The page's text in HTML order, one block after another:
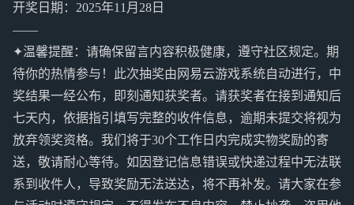
开奖日期：2025年11月28日
——
✦温馨提醒：请确保留言内容积极健康，遵守社区规定。期
待你的热情参与！此次抽奖由网易云游戏系统自动进行，中
奖结果一经公布，即刻通知获奖者。请获奖者在接到通知后
七天内，依据指引填写完整的收件信息，逾期未提交将视为
放弃领奖资格。我们将于30个工作日内完成实物奖励的寄
送，敬请耐心等待。如因登记信息错误或快递过程中无法联
系到收件人，导致奖励无法送达，将不再补发。请大家在参